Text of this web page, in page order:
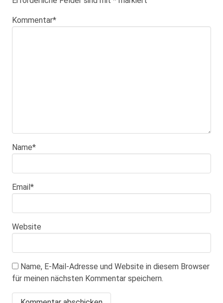
Kommentar*
Name*
Email*
Website
Name, E-Mail-Adresse und Website in diesem Browser
für meinen nächsten Kommentar speichern.